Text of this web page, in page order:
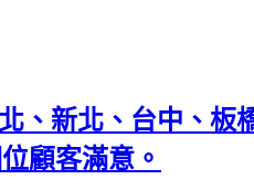
、新北、台中、板
顧客滿意。